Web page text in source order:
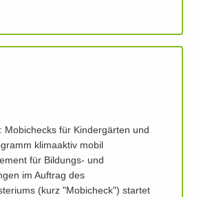
Mobichecks für Kindergärten und
klimaaktiv mobil
für Bildungs- und
im Auftrag des
(kurz "Mobicheck") startet